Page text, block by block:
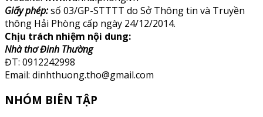
Giấy phép:số 03/GP-STTTT do Sở Thông tin và Truyền
thông Hải Phòng cấp ngày 24/12/2014.
Chịu trách nhiệm nội dung:
Nhà thơ Đinh Thường
ĐT: 0912242998
Email: dinhthuong.tho@gmail.com
NHÓM BIÊN TẬP